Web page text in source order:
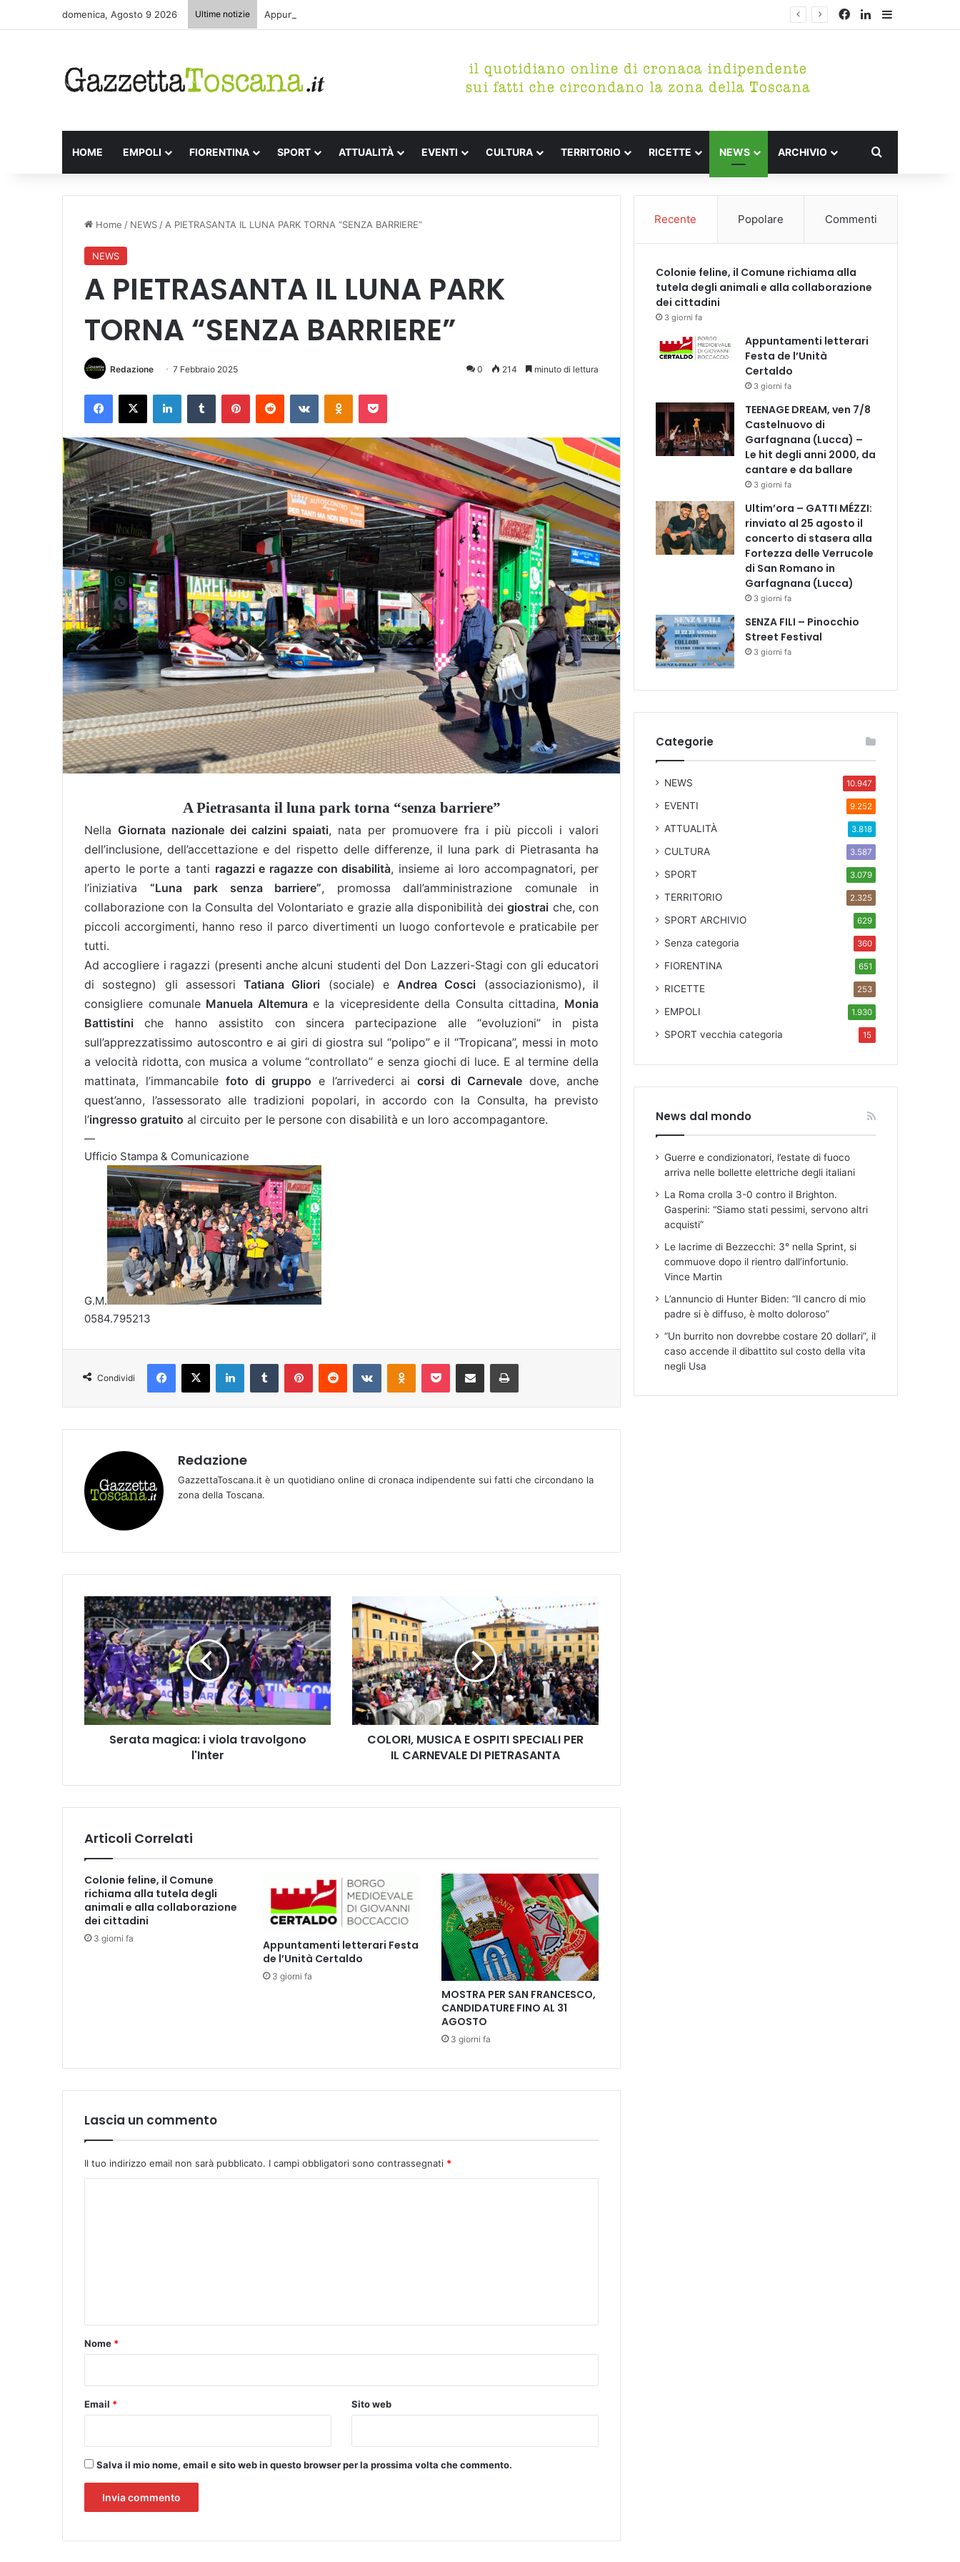
domenica, Agosto 9 2026 Ultime notizie Appuntamenti letterari Festa de l’Unità Certaldo Facebook
LinkedIn
HOME EMPOLI FIORENTINA SPORT ATTUALITÀ EVENTI CULTURA TERRITORIO RICETTE NEWS ARCHIVIO
Home / NEWS / A PIETRASANTA IL LUNA PARK TORNA “SENZA BARRIERE”
NEWS
A PIETRASANTA IL LUNA PARK
TORNA “SENZA BARRIERE”
Redazione 7 Febbraio 2025 0 214 minuto di lettura
A Pietrasanta il luna park torna “senza barriere”
Nella Giornata nazionale dei calzini spaiati, nata per promuovere fra i più piccoli i valori
dell’inclusione, dell’accettazione e del rispetto delle differenze, il luna park di Pietrasanta ha
aperto le porte a tanti ragazzi e ragazze con disabilità, insieme ai loro accompagnatori, per
l’iniziativa “Luna park senza barriere”, promossa dall’amministrazione comunale in
collaborazione con la Consulta del Volontariato e grazie alla disponibilità deigiostrai che, con
piccoli accorgimenti, hanno reso il parco divertimenti un luogo confortevole e praticabile per
tutti.
Ad accogliere i ragazzi (presenti anche alcuni studenti del Don Lazzeri-Stagi con gli educatori
di sostegno) gli assessoriTatiana Gliori (sociale) e Andrea Cosci (associazionismo), il
consigliere comunale Manuela Altemurae la vicepresidente della Consulta cittadina, Monia
Battistini che hanno assistito con sincera partecipazione alle “evoluzioni” in pista
sull’apprezzatissimo autoscontro e ai giri di giostra sul “polipo” e il “Tropicana”, messi in moto
a velocità ridotta, con musica a volume “controllato” e senza giochi di luce. E al termine della
mattinata, l’immancabile foto di gruppo e l’arrivederci aicorsi di Carnevale dove, anche
quest’anno, l’assessorato alle tradizioni popolari, in accordo con la Consulta, ha previsto
l’ingresso gratuito al circuito per le persone con disabilità e un loro accompagantore.
—
Ufficio Stampa & Comunicazione
G.M.
0584.795213
Condividi
Redazione
GazzettaToscana.it è un quotidiano online di cronaca indipendente sui fatti che circondano la
zona della Toscana.
S
e
r
a
t
a
m
a
g
:
o
l
r
a
v
I
e
Serata magica: i viola travolgono
l'Inter
C
O
L
O
R
I
,
M
U
A
I
I
S
P
C
I
I
N
E
R
S
N
T
A
COLORI, MUSICA E OSPITI SPECIALI PER
IL CARNEVALE DI PIETRASANTA
Articoli Correlati
Colonie feline, il Comune
richiama alla tutela degli
animali e alla collaborazione
dei cittadini
3 giorni fa
Appuntamenti letterari Festa
de l’Unità Certaldo
3 giorni fa
MOSTRA PER SAN FRANCESCO,
CANDIDATURE FINO AL 31
AGOSTO
3 giorni fa
Lascia un commento
Il tuo indirizzo email non sarà pubblicato. I campi obbligatori sono contrassegnati *
o
Nome *
Email * Sito web
Salva il mio nome, email e sito web in questo browser per la prossima volta che commento.
Recente Popolare Commenti
Colonie feline, il Comune richiama alla
tutela degli animali e alla collaborazione
dei cittadini
3 giorni fa
Appuntamenti letterari
Festa de l’Unità
Certaldo
3 giorni fa
TEENAGE DREAM, ven 7/8
Castelnuovo di
Garfagnana (Lucca) –
Le hit degli anni 2000, da
cantare e da ballare
3 giorni fa
Ultim’ora – GATTI MÉZZI:
rinviato al 25 agosto il
concerto di stasera alla
Fortezza delle Verrucole
di San Romano in
Garfagnana (Lucca)
3 giorni fa
SENZA FILI – Pinocchio
Street Festival
3 giorni fa
Categorie
NEWS 10.947
EVENTI 9.252
ATTUALITÀ 3.818
CULTURA 3.587
SPORT 3.079
TERRITORIO 2.325
SPORT ARCHIVIO 629
Senza categoria 360
FIORENTINA 651
RICETTE 253
EMPOLI 1.930
SPORTvecchia categoria 15
News dal mondo
Guerre e condizionatori, l’estate di fuoco
arriva nelle bollette elettriche degli italiani
La Roma crolla 3-0 contro il Brighton.
Gasperini: “Siamo stati pessimi, servono altri
acquisti”
Le lacrime di Bezzecchi: 3° nella Sprint, si
commuove dopo il rientro dall’infortunio.
Vince Martin
L’annuncio di Hunter Biden: “Il cancro di mio
padre si è diffuso, è molto doloroso”
“Un burrito non dovrebbe costare 20 dollari”, il
caso accende il dibattito sul costo della vita
negli Usa